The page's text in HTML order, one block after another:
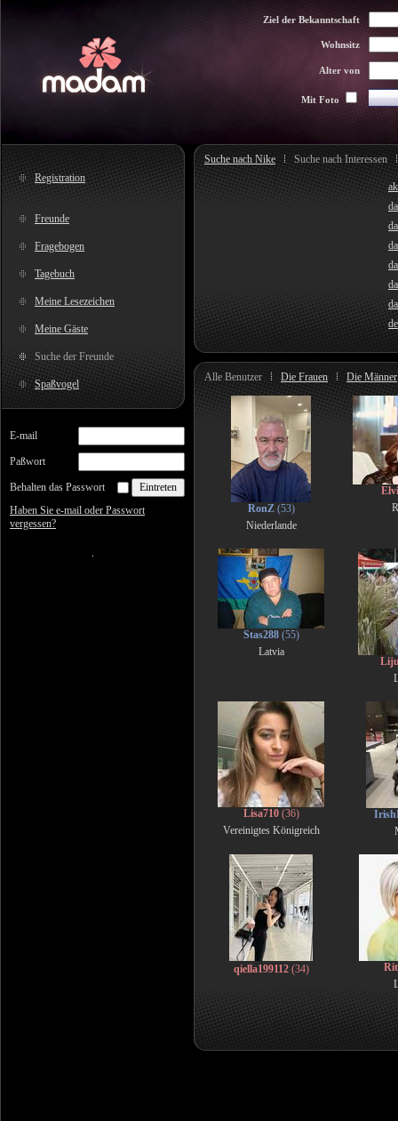
Ziel der Bekanntschaft
Wohnsitz
Alter von
Mit Foto
Registration
Freunde
Fragebogen
Tagebuch
Meine Lesezeichen
Meine Gäste
Suche der Freunde
Spaßvogel
E-mail
Paßwort
Behalten das Passwort
Haben Sie e-mail oder Passwort
vergessen?
Suche nach Nike Suche nach Interessen
Alle Benutzer Die Frauen Die Männer
RonZ(53)
Niederlande
Stas288(55)
Latvia
Lisa710(36)
Vereinigtes Königreich
qiella199112(34)